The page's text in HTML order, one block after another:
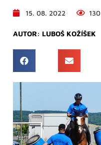
15. 08. 2022 130
AUTOR: LUBOŠ KOŽÍŠEK